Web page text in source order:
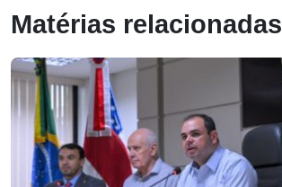
Matérias relacionadas